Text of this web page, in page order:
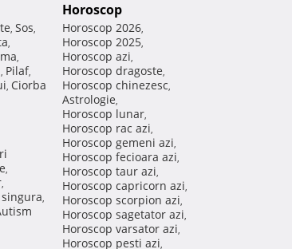
, Sos,
,
,
, Pilaf,
, Ciorba
,
,
,
Horoscop
Horoscop 2026,
Horoscop 2025,
Horoscop azi,
Horoscop dragoste,
Horoscop chinezesc,
Astrologie,
Horoscop lunar,
Horoscop rac azi,
Horoscop gemeni azi,
Horoscop fecioara azi,
Horoscop taur azi,
Horoscop capricorn azi,
Horoscop scorpion azi,
Horoscop sagetator azi,
Horoscop varsator azi,
Horoscop pesti azi,